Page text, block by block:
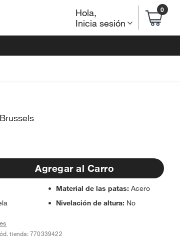
Hola,
Inicia sesión
0
Agregar al Carro
Material de las patas: Acero
Nivelación de altura: No
tienda: 770339422